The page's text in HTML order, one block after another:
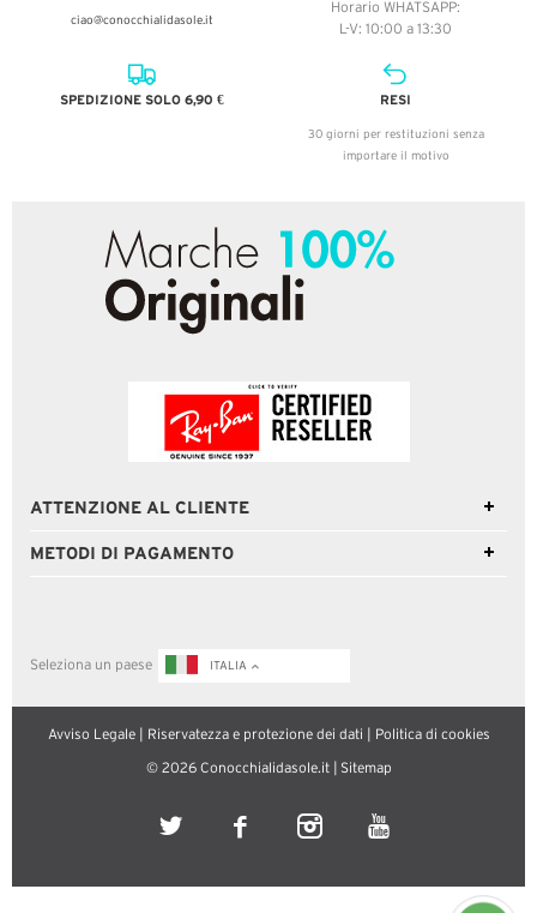
ciao@conocchialidasole.it
Horario WHATSAPP:
L-V: 10:00 a 13:30
SPEDIZIONE SOLO 6,90 € RESI
30 giorni per restituzioni senza
importare il motivo
ATTENZIONE AL CLIENTE
METODI DI PAGAMENTO
Seleziona un paese ITALIA
Avviso Legale| Riservatezza e protezione dei dati Politica di cookies
© 2026 Conocchialidasole.it | Sitemap